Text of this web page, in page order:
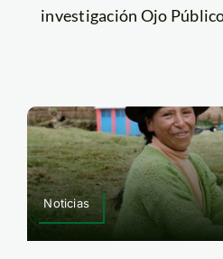
investigación Ojo
Noticias